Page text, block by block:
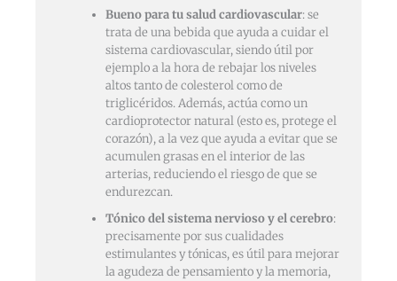
Bueno para tu salud cardiovascular: se
trata de una bebida que ayuda a cuidar el
sistema cardiovascular, siendo útil por
ejemplo a la hora de rebajar los niveles
altos tanto de colesterol como de
triglicéridos. Además, actúa como un
cardioprotector natural (esto es, protege el
corazón), a la vez que ayuda a evitar que se
acumulen grasas en el interior de las
arterias, reduciendo el riesgo de que se
endurezcan.
Tónico del sistema nervioso y el cerebro:
precisamente por sus cualidades
estimulantes y tónicas, es útil para mejorar
la agudeza de pensamiento y la memoria,